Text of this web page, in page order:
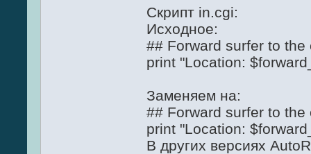
Скрипт in.cgi:
Исходное:
## Forward surfer to the
print "Location:
Заменяем на:
## Forward surfer to the
print "Location:
В других версиях